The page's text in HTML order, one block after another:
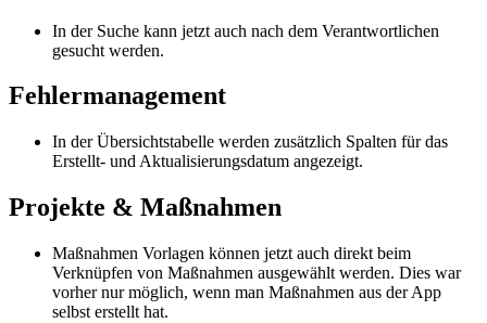
In der Suche kann jetzt auch nach dem Verantwortlichen
gesucht werden.
Fehlermanagement
In der Übersichtstabelle werden zusätzlich Spalten für das
Erstellt- und Aktualisierungsdatum angezeigt.
Projekte & Maßnahmen
Maßnahmen Vorlagen können jetzt auch direkt beim
Verknüpfen von Maßnahmen ausgewählt werden. Dies war
vorher nur möglich, wenn man Maßnahmen aus der App
selbst erstellt hat.